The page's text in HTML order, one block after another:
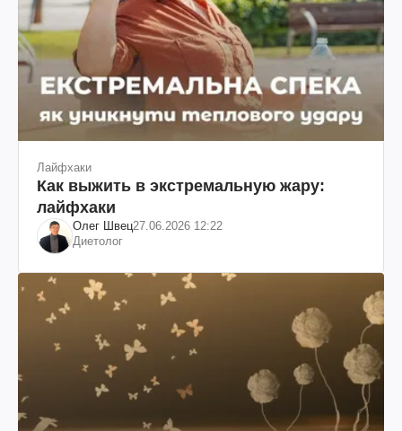
Лайфхаки
Как выжить в экстремальную жару:
лайфхаки
Олег Швец27.06.2026 12:22
Диетолог